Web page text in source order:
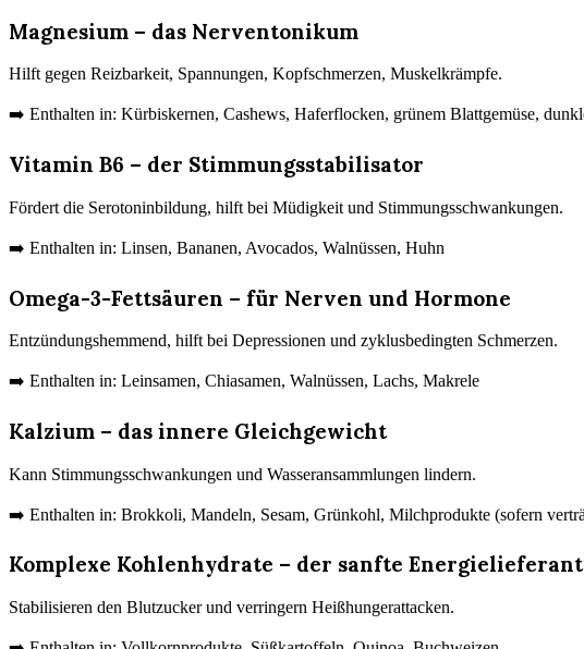
Magnesium – das Nerventonikum
Hilft gegen Reizbarkeit, Spannungen, Kopfschmerzen, Muskelkrämpfe.
➡️ Enthalten in: Kürbiskernen, Cashews, Haferflocken, grünem Blattgemüse,
Vitamin B6 – der Stimmungsstabilisator
Fördert die Serotoninbildung, hilft bei Müdigkeit und Stimmungsschwankungen.
➡️ Enthalten in: Linsen, Bananen, Avocados, Walnüssen, Huhn
Omega-3-Fettsäuren – für Nerven und Hormone
Entzündungshemmend, hilft bei Depressionen und zyklusbedingten Schmerzen.
➡️ Enthalten in: Leinsamen, Chiasamen, Walnüssen, Lachs, Makrele
Kalzium – das innere Gleichgewicht
Kann Stimmungsschwankungen und Wasseransammlungen lindern.
➡️ Enthalten in: Brokkoli, Mandeln, Sesam, Grünkohl, Milchprodukte (sofern
Komplexe Kohlenhydrate – der sanfte Energielieferant
Stabilisieren den Blutzucker und verringern Heißhungerattacken.